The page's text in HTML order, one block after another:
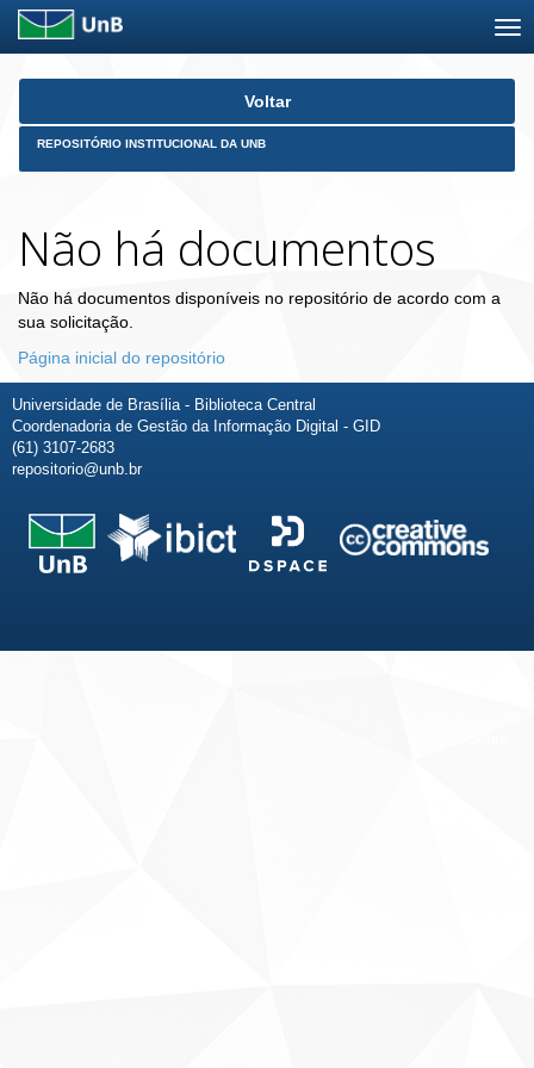
Skip
Voltar
REPOSITÓRIO INSTITUCIONAL DA UNB
Não há documentos
Não há documentos disponíveis no repositório de acordo com a
sua solicitação.
Página inicial do repositório
Universidade de Brasília - Biblioteca Central
Coordenadoria de Gestão da Informação Digital - GID
(61) 3107-2683
repositorio@unb.br